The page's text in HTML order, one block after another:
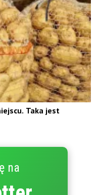
Taka jest
na